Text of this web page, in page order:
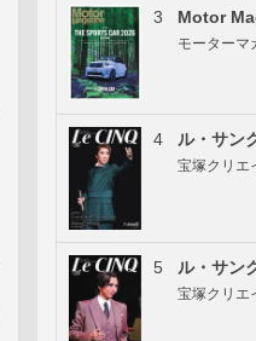
3 Motor
モーターマ
4 ル・サン
宝塚クリエ
5 ル・サン
宝塚クリエ